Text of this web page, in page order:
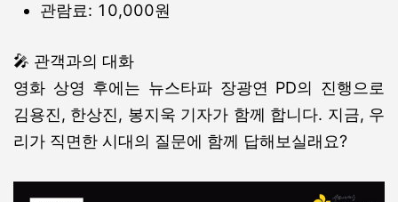
관람료: 10,000원
🎤 관객과의 대화
영화 상영 후에는 뉴스타파 장광연 PD의 진행으로
김용진, 한상진, 봉지욱 기자가 함께 합니다. 지금, 우
리가 직면한 시대의 질문에 함께 답해보실래요?